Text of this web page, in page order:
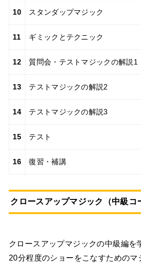
10 スタンダップマジック
11 ギミックとテクニック
12 質問会・テストマジックの解説1
13 テストマジックの解説2
14 テストマジックの解説3
15 テスト
16 復習・補講
クロースアップマジック（中級コ
クロースアップマジックの中級編を
20分程度のショーをこなすためのマ